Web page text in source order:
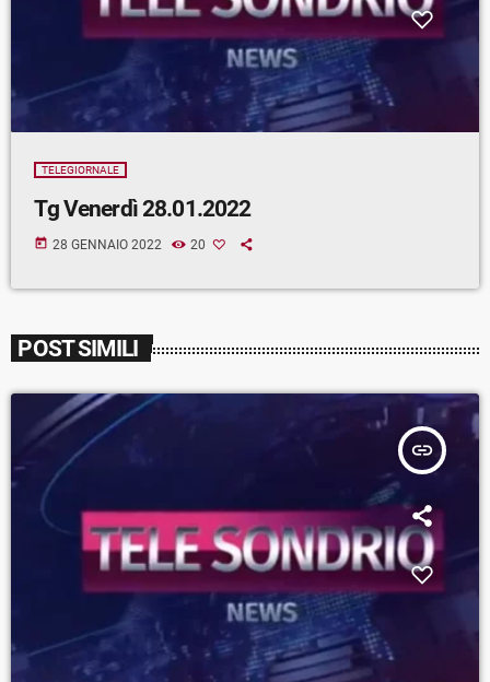
TELEGIORNALE
Tg Venerdì 28.01.2022
today 28 GENNAIO 2022 20
POST SIMILI
insert_link